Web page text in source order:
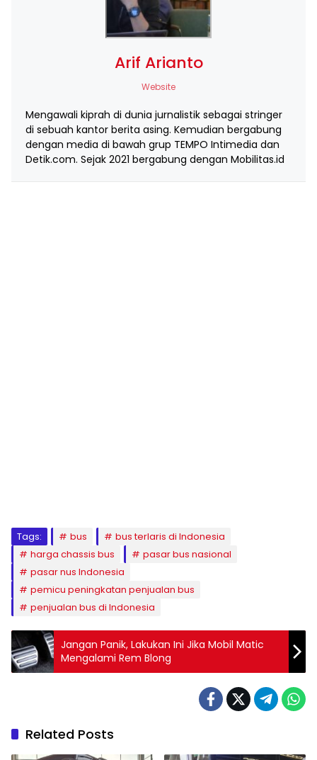
Arif Arianto
Website
Mengawali kiprah di dunia jurnalistik sebagai stringer
di sebuah kantor berita asing. Kemudian bergabung
dengan media di bawah grup TEMPO Intimedia dan
Detik.com. Sejak 2021 bergabung dengan Mobilitas.id
Tags: bus
bus terlaris di Indonesia
harga chassis bus
pasar bus nasional
pasar nus Indonesia
pemicu peningkatan penjualan bus
penjualan bus di Indonesia
Jangan Panik, Lakukan Ini Jika Mobil Matic
Mengalami Rem Blong
Related Posts